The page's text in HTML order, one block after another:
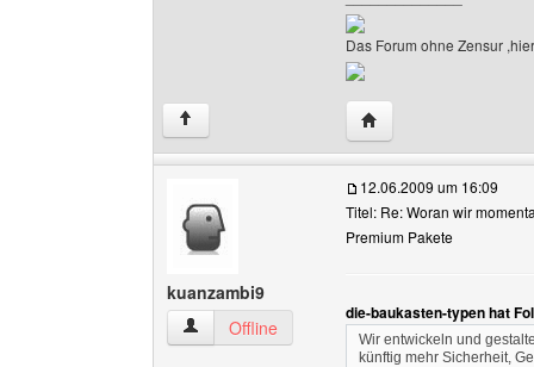
Das Forum ohne Zensur
↑ Website dieses
kuanzambi9
kuanzambi9 Benutzer-Profile anzeigen
Offline
12.06.2009 um 16:09
Titel: Re: Woran wir
Premium Pakete
die-baukasten-typen hat
Wir entwickeln und
künftig mehr Sicherheit,